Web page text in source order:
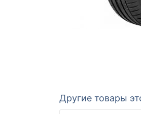
Другие товары